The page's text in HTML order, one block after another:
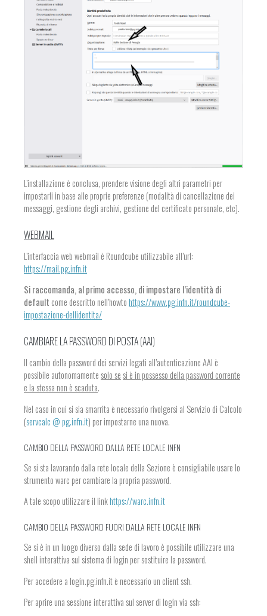
L’installazione è conclusa, prendere visione degli altri parametri per
impostarli in base alle proprie preferenze (modalità di cancellazione dei
messaggi, gestione degli archivi, gestione del certificato personale, etc).
WEBMAIL
L’interfaccia web webmail è Roundcube utilizzabile all’url:
https://mail.pg.infn.it
Si raccomanda, al primo accesso, di impostare l’identità di
default come descritto nell’howtohttps://www.pg.infn.it/roundcube-
impostazione-dellidentita/
CAMBIARE LA PASSWORD DI POSTA (AAI)
Il cambio della password dei servizi legati all’autenticazione AAI è
possibile autonomamente solo se si è in possesso della password corrente
e la stessa non è scaduta.
Nel caso in cui si sia smarrita è necessario rivolgersi al Servizio di Calcolo
(servcalc @ pg.infn.it) per impostarne una nuova.
CAMBIO DELLA PASSWORD DALLA RETE LOCALE INFN
Se si sta lavorando dalla rete locale della Sezione è consigliabile usare lo
strumento warc per cambiare la propria password.
A tale scopo utilizzare il linkhttps://warc.infn.it
CAMBIO DELLA PASSWORD FUORI DALLA RETE LOCALE INFN
Se si è in un luogo diverso dalla sede di lavoro è possibile utilizzare una
shell interattiva sul sistema di login per sostituire la password.
Per accedere a login.pg.infn.it è necessario un client ssh.
Per aprire una sessione interattiva sul server di login via ssh: